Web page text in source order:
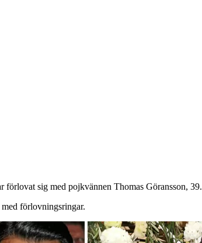
sig med pojkvännen Thomas Göransson, 39.
förlovningsringar.